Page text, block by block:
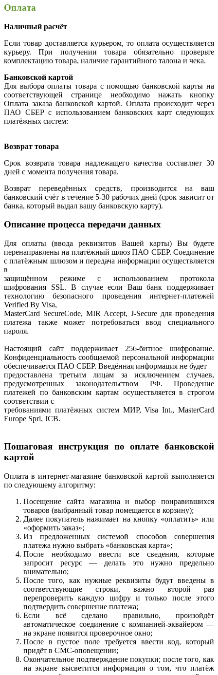
Оплата
Наличный расчёт
Если товар доставляется курьером, то оплата осуществляется
курьеру. При получении товара обязательно проверьте
комплектацию товара, наличие гарантийного талона и чека.
Банковской картой
Для выбора оплаты товара с помощью банковской карты на
соответствующей странице необходимо нажать кнопку
Оплата заказа банковской картой. Оплата происходит через
ПАО СБЕР с использованием банковских карт следующих
платёжных систем:
Возврат товара
Срок возврата товара надлежащего качества составляет 30
дней с момента получения товара.
Возврат переведённых средств, производится на ваш
банковский счёт в течение 5-30 рабочих дней (срок зависит от
банка, который выдал вашу банковскую карту).
Описание процесса передачи данных
Для оплаты (ввода реквизитов Вашей карты) Вы будете
перенаправлены на платёжный шлюз ПАО СБЕР. Соединение
с платёжным шлюзом и передача информации осуществляется
в
защищённом режиме с использованием протокола
шифрования SSL. В случае если Ваш банк поддерживает
технологию безопасного проведения интернет-платежей
Verified By Visa,
MasterCard SecureCode, MIR Accept, J-Secure для проведения
платежа также может потребоваться ввод специального
пароля.
Настоящий сайт поддерживает 256-битное шифрование.
Конфиденциальность сообщаемой персональной информации
обеспечивается ПАО СБЕР. Введённая информация не будет
предоставлена третьим лицам за исключением случаев,
предусмотренных законодательством РФ. Проведение
платежей по банковским картам осуществляется в строгом
соответствии с
требованиями платёжных систем МИР, Visa Int., MasterCard
Europe Sprl, JCB.
Пошаговая инструкция по оплате банковской
картой
Оплата в интернет-магазине банковской картой выполняется
по следующему алгоритму:
Посещение сайта магазина и выбор понравившихся
товаров (выбранный товар помещается в корзину);
Далее покупатель нажимает на кнопку «оплатить» или
«оформить заказ»;
Из предложенных системой способов совершения
платежа нужно выбрать «банковская карта»;
После необходимо ввести все сведения, которые
запросит ресурс — делать это нужно предельно
внимательно;
После того, как нужные реквизиты будут введены в
соответствующие строки, важно второй раз
перепроверить каждую цифру и только после этого
подтвердить совершение платежа;
Если всё сделано правильно, произойдёт
автоматическое соединение с компанией-эквайером —
на экране появится проверочное окно;
После в пустое поле требуется ввести код, который
придёт в СМС-оповещении;
Окончательное подтверждение покупки; после того, как
на экране высветится информация о том, что платёж